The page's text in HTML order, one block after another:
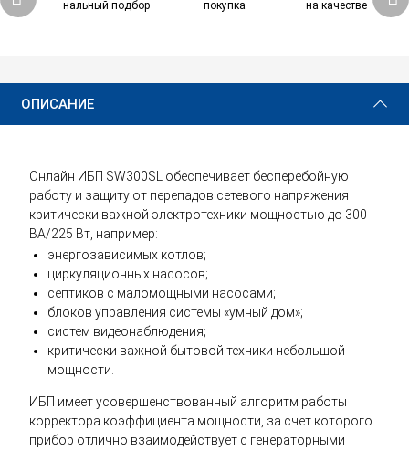
нальный подбор покупка на качестве
22 580 ₽ Купить
ОПИСАНИЕ
Онлайн ИБП SW300SL обеспечивает бесперебойную
работу и защиту от перепадов сетевого напряжения
критически важной электротехники мощностью до 300
ВА/225 Вт, например:
энергозависимых котлов;
циркуляционных насосов;
септиков с маломощными насосами;
блоков управления системы «умный дом»;
систем видеонаблюдения;
критически важной бытовой техники небольшой
мощности.
ИБП имеет усовершенствованный алгоритм работы
корректора коэффициента мощности, за счет которого
прибор отлично взаимодействует с генераторными